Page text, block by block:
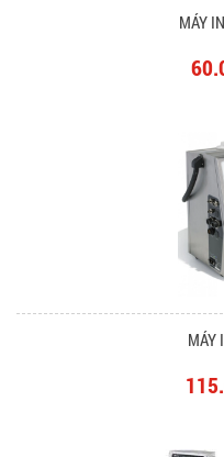
MÁY
MÁY